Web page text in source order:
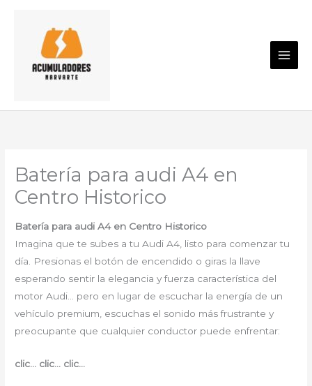
contenido
Batería para audi A4 en
Centro Historico
Batería para audi A4 en Centro Historico
Imagina que te subes a tu Audi A4, listo para comenzar tu
día. Presionas el botón de encendido o giras la llave
esperando sentir la elegancia y fuerza característica del
motor Audi… pero en lugar de escuchar la energía de un
vehículo premium, escuchas el sonido más frustrante y
preocupante que cualquier conductor puede enfrentar:
clic… clic… clic…